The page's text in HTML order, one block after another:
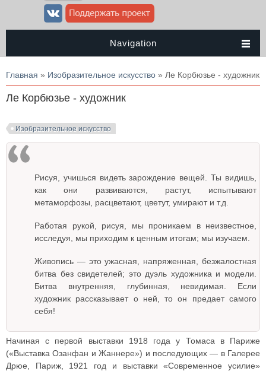
Navigation
Вы здесь
Главная » Изобразительное искусство » Ле Корбюзье - художник
Ле Корбюзье - художник
Изобразительное искусство
Рисуя, учишься видеть зарождение вещей. Ты видишь,
как они развиваются, растут, испытывают
метаморфозы, расцветают, цветут, умирают и т.д.
Работая рукой, рисуя, мы проникаем в неизвестное,
исследуя, мы приходим к ценным итогам; мы изучаем.
Живопись — это ужасная, напряженная, безжалостная
битва без свидетелей; это дуэль художника и модели.
Битва внутренняя, глубинная, невидимая. Если
художник рассказывает о ней, то он предает самого
себя!
Начиная с первой выставки 1918 года у Томаса в Париже
(«Выставка Озанфан и Жаннере») и последующих — в Галерее
Дрюе, Париж, 1921 год и выставки «Современное усилие»